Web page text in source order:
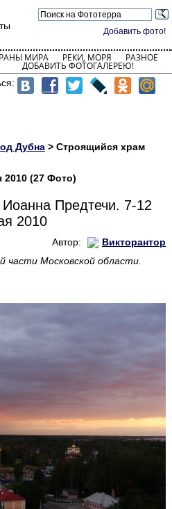
Добавить фото!
МИРА РЕКИ, МОРЯ РАЗНОЕ
ДОБАВИТЬ ФОТОГАЛЕРЕЮ!
Дубна > Строящийся храм
2010 (27 Фото)
Предтечи. 7-12
2010
Автор:
Викторантор
части Московской области.